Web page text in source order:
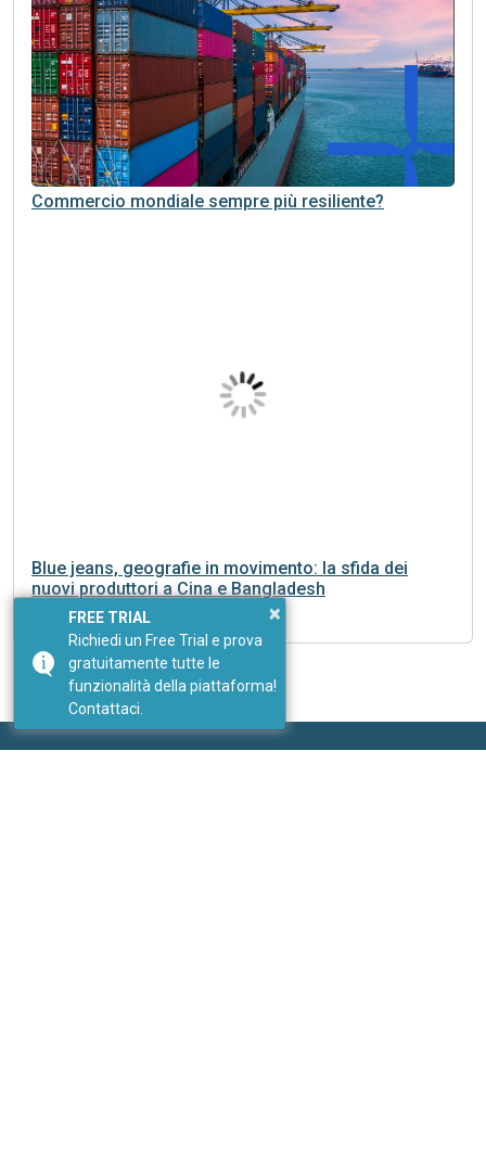
Commercio mondiale sempre più resiliente?
Seguici
×
FREE TRIAL
Richiedi un Free Trial e prova
gratuitamente tutte le
funzionalità della piattaforma!
Contattaci.